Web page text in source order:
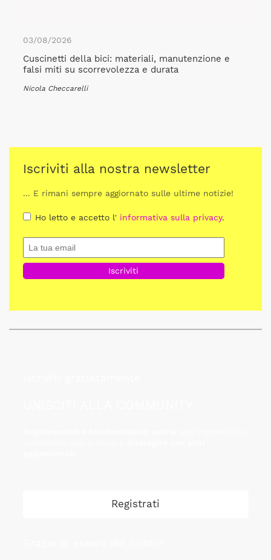
03/08/2026
Cuscinetti della bici: materiali, manutenzione e
falsi miti su scorrevolezza e durata
Nicola Checcarelli
Iscriviti alla nostra newsletter
... E rimani sempre aggiornato sulle ultime notizie!
Ho letto e accetto l' informativa sulla privacy.
Registrati